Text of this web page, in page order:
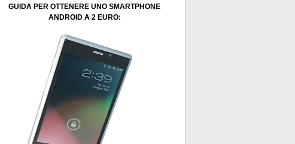
GUIDA PER OTTENERE UNO SMARTPHONE
ANDROID A 2 EURO: